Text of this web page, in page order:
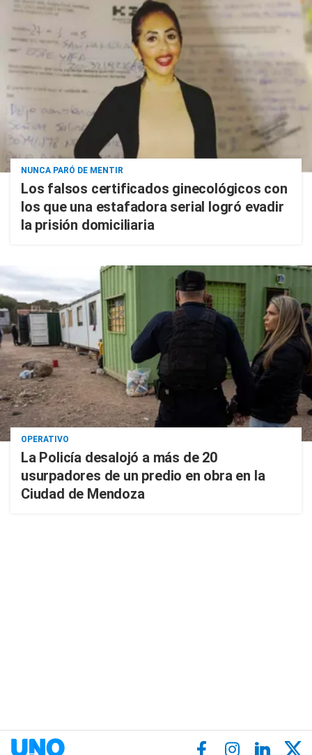
NUNCA PARÓ DE MENTIR
Los falsos certificados ginecológicos con
los que una estafadora serial logró evadir
la prisión domiciliaria
OPERATIVO
La Policía desalojó a más de 20
usurpadores de un predio en obra en la
Ciudad de Mendoza